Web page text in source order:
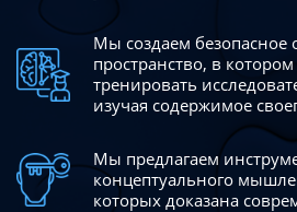
Мы создаем безопасное
пространство, в
тренировать
изучая содержимое
Мы предлагаем
концептуального
которых доказана